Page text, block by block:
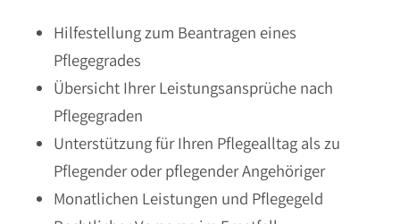
Hilfestellung zum Beantragen eines
Pflegegrades
Übersicht Ihrer Leistungsansprüche nach
Pflegegraden
Unterstützung für Ihren Pflegealltag als zu
Pflegender oder pflegender Angehöriger
Monatlichen Leistungen und Pflegegeld